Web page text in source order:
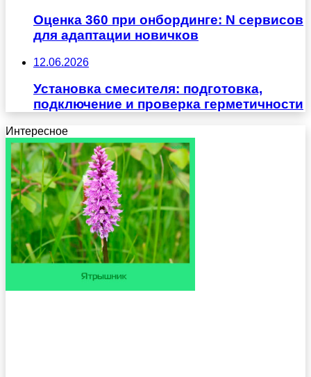
Оценка 360 при онбординге: N сервисов
для адаптации новичков
12.06.2026
Установка смесителя: подготовка,
подключение и проверка герметичности
Интересное